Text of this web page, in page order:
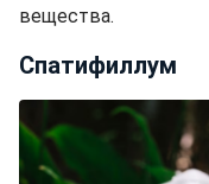
вещества.
Спатифиллум